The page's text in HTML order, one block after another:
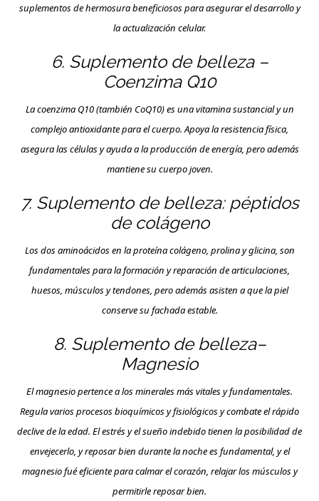
suplementos de hermosura beneficiosos para asegurar el desarrollo y
la actualización celular.
6. Suplemento de belleza –
Coenzima Q10
La coenzima Q10 (también CoQ10) es una vitamina sustancial y un
complejo antioxidante para el cuerpo. Apoya la resistencia física,
asegura las células y ayuda a la producción de energía, pero además
mantiene su cuerpo joven.
7. Suplemento de belleza: péptidos
de colágeno
Los dos aminoácidos en la proteína colágeno, prolina y glicina, son
fundamentales para la formación y reparación de articulaciones,
huesos, músculos y tendones, pero además asisten a que la piel
conserve su fachada estable.
8. Suplemento de belleza–
Magnesio
El magnesio pertence a los minerales más vitales y fundamentales.
Regula varios procesos bioquímicos y fisiológicos y combate el rápido
declive de la edad. El estrés y el sueño indebido tienen la posibilidad de
envejecerlo, y reposar bien durante la noche es fundamental, y el
magnesio fué eficiente para calmar el corazón, relajar los músculos y
permitirle reposar bien.